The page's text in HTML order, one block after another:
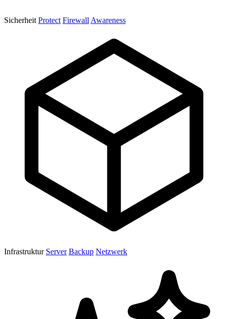
Sicherheit Protect Firewall Awareness
Infrastruktur Server Backup Netzwerk